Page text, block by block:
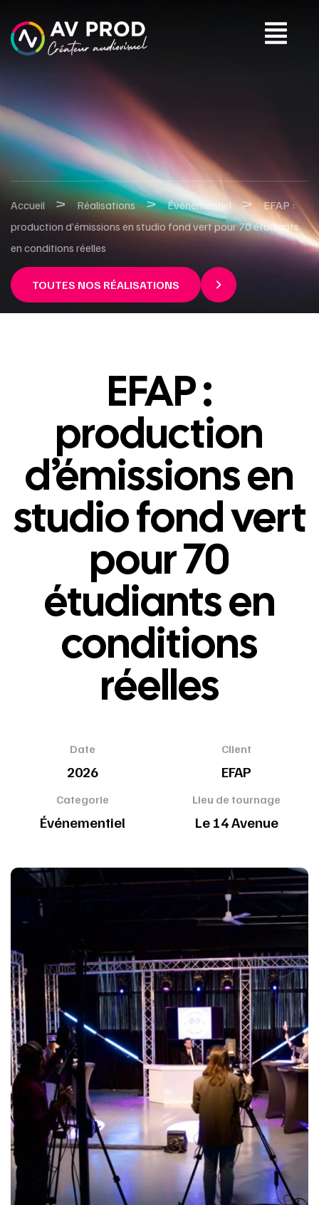
Accueil > Réalisations > Événementiel > EFAP :
production d’émissions en studio fond vert pour 70 étudiants
en conditions réelles
TOUTES NOS RÉALISATIONS
EFAP :
production
d’émissions en
studio fond vert
pour 70
étudiants en
conditions
réelles
Date
2026
Client
EFAP
Categorie
Événementiel
Lieu de tournage
Le 14 Avenue